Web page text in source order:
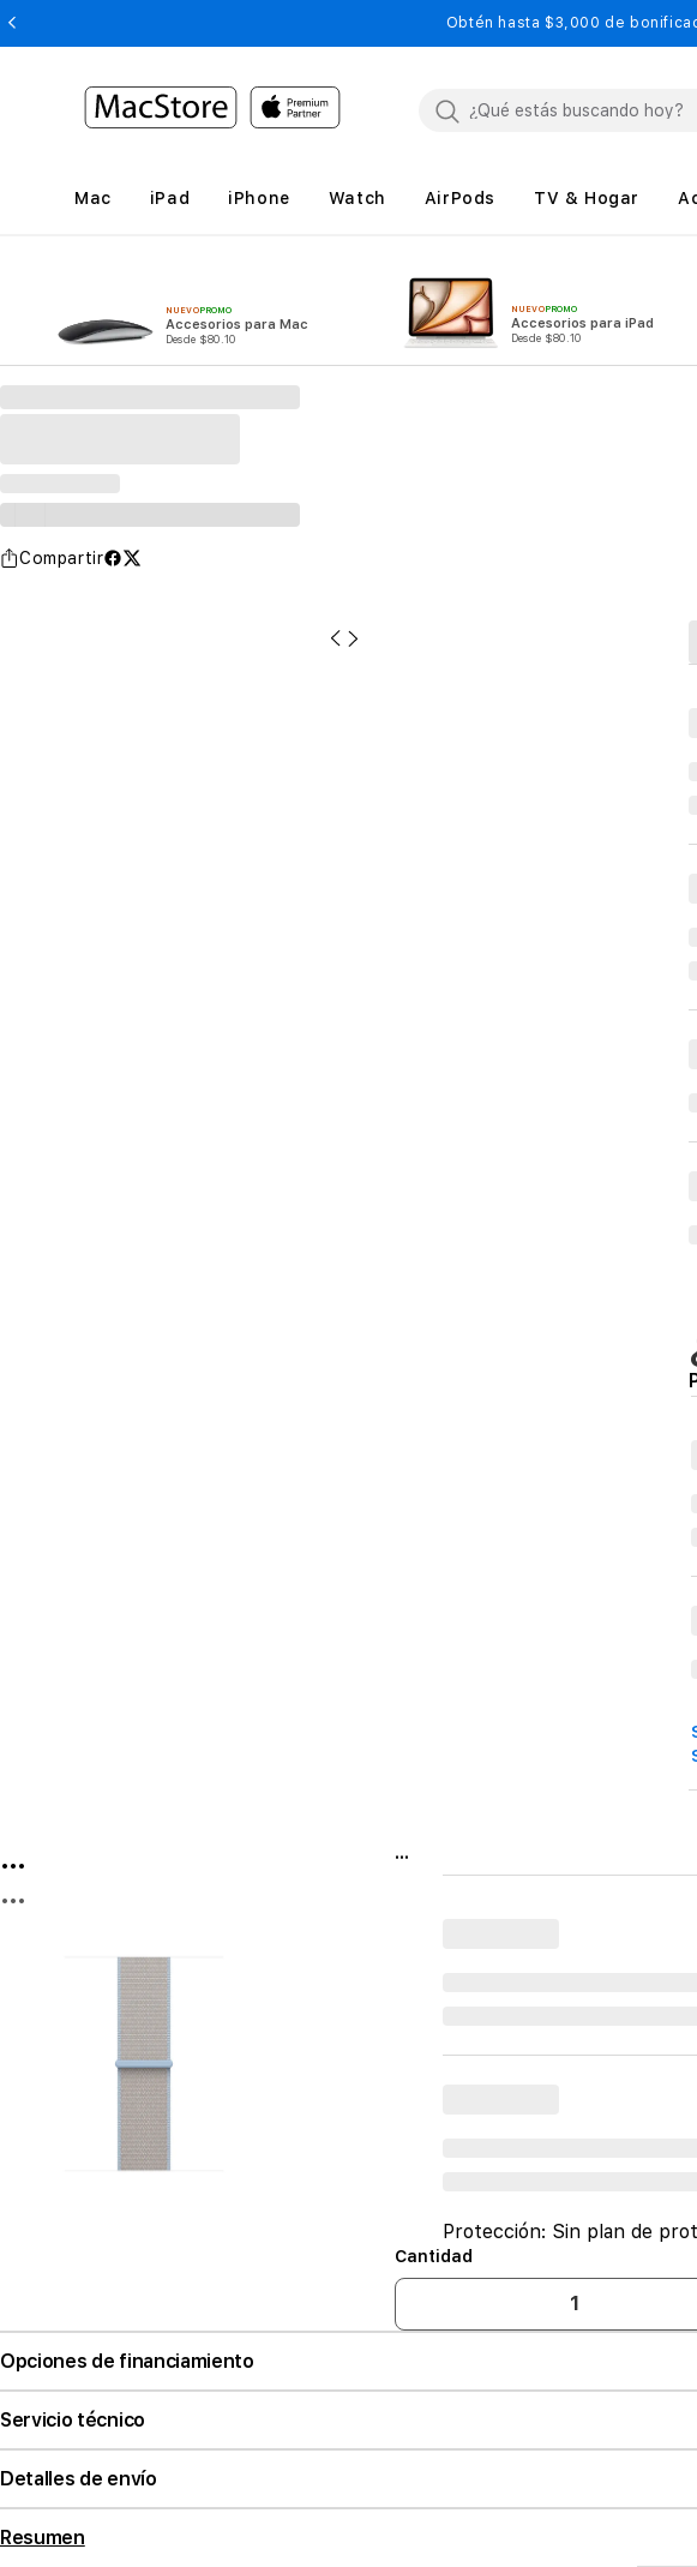
Obtén hasta $3,000 de
Mac iPad iPhone Watch AirPods TV & Hogar
NUEVOPROMO
Accesorios para Mac
Desde $80.10
NUEVOPROMO
Accesorios para iPad
Desde $80.10
Compartir
...
...
...
Protección: Sin plan de
Cantidad
Opciones de financiamiento
Servicio técnico
Detalles de envío
Resumen